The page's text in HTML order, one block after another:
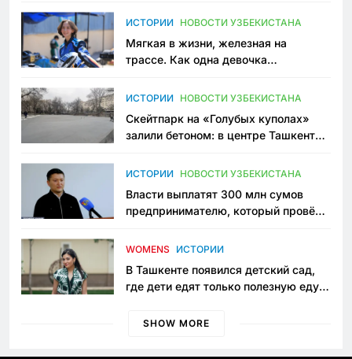
ИСТОРИИ НОВОСТИ УЗБЕКИСТАНА
Мягкая в жизни, железная на
трассе. Как одна девочка
Узбекистане
ИСТОРИИ НОВОСТИ УЗБЕКИСТАНА
Скейтпарк на «Голубых куполах»
залили бетоном: в центре Ташкента
пространство
ИСТОРИИ НОВОСТИ УЗБЕКИСТАНА
Власти выплатят 300 млн сумов
предпринимателю, который провёл
приговору
WOMENS ИСТОРИИ
В Ташкенте появился детский сад,
где дети едят только полезную еду.
просить «кашу без сахара»
SHOW MORE